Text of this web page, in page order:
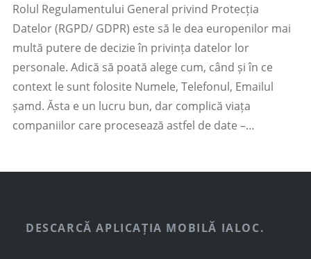
Rolul Regulamentului General privind Protecția
Datelor (RGPD/ GDPR) este să le dea europenilor mai
multă putere de decizie în privința datelor lor
personale. Adică să poată alege cum, când și în ce
context le sunt folosite Numele, Telefonul, Emailul
șamd. Ăsta e un lucru bun, dar complică viața
companiilor care procesează astfel de date –…
DESCARCĂ APLICAȚIA MOBILĂ IALOC.